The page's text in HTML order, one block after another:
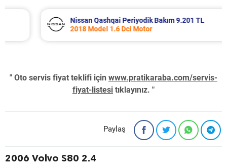
Nissan Qashqai Periyodik Bakım 9.201 TL
2018 Model 1.6 Dci Motor
" Oto servis fiyat teklifi için www.pratikaraba.com/servis-
fiyat-listesi tıklayınız. "
Paylaş
2006 Volvo S80 2.4